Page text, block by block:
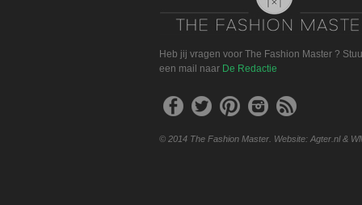
Heb jij vragen voor The Fashion Master ?
een mail naar De Redactie
© 2014 The Fashion Master. Website: Agter.nl &